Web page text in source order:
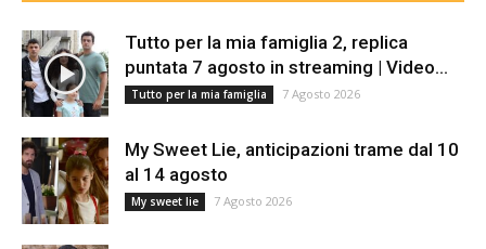
Tutto per la mia famiglia 2, replica
puntata 7 agosto in streaming | Video...
Tutto per la mia famiglia 7 Agosto 2026
My Sweet Lie, anticipazioni trame dal 10
al 14 agosto
My sweet lie 7 Agosto 2026